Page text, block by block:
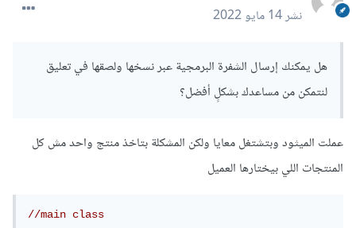
نشر14 مايو 2022
هل يمكنك إرسال الشفرة البرمجية عبر نسخها ولصقها في تعليق
لنتمكن من مساعدك بشكلٍ أفضل؟
عملت الميثود وبتشتغل معايا ولكن المشكلة بتاخذ منتج واحد مش كل
المنتجات اللي بيختارها العميل
//main class